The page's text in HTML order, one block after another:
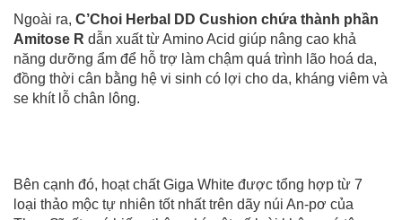
Ngoài ra, C’Choi Herbal DD Cushion chứa thành phần
Amitose R dẫn xuất từ Amino Acid giúp nâng cao khả
năng dưỡng ẩm để hỗ trợ làm chậm quá trình lão hoá da,
đồng thời cân bằng hệ vi sinh có lợi cho da, kháng viêm và
se khít lỗ chân lông.
Bên cạnh đó, hoạt chất Giga White được tổng hợp từ 7
loại thảo mộc tự nhiên tốt nhất trên dãy núi An-pơ của